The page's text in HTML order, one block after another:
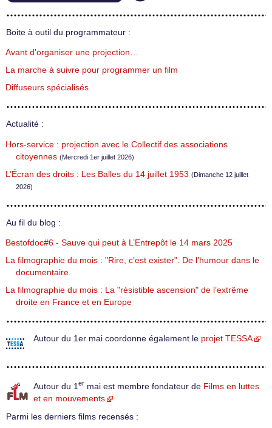
Boite à outil du programmateur :
Avant d’organiser une projection…
La marche à suivre pour programmer un film
Diffuseurs spécialisés
Actualité :
Hors-service : projection avec le Collectif des associations
citoyennes (Mercredi 1er juillet 2026)
L’Écran des droits : Les Balles du 14 juillet 1953 (Dimanche 12 juillet
2026)
Au fil du blog :
Bestofdoc#6 - Sauve qui peut à L’Entrepôt le 14 mars 2025
La filmographie du mois : "Rire, c’est exister". De l’humour dans le
documentaire
La filmographie du mois : La "résistible ascension" de l’extrême
droite en France et en Europe
Autour du 1er mai coordonne également le projet TESSA
Autour du 1 er mai est membre fondateur de Films en luttes
et en mouvements
Parmi les derniers films recensés :